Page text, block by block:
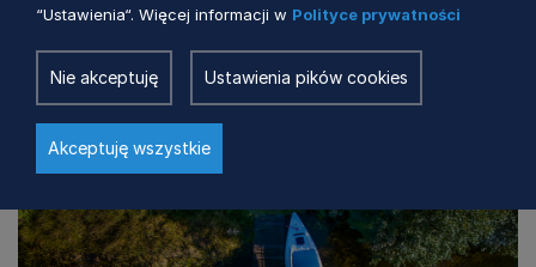
“Ustawienia“. Więcej informacji w Polityce prywatności
Nie akceptuję Ustawienia pików cookies
Akceptuję wszystkie